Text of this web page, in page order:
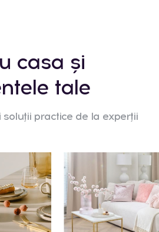
casa și
tale
practice de la experții